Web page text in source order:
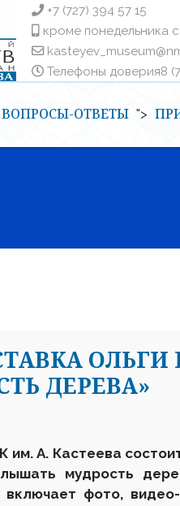
+7 (727) 394 57 15
кроме понедельника
Телефоны доверияㅤ8
ВОПРОСЫ-ОТВЕТЫ ">
ОЛЬГИ
ДЕРЕВА»
им. А. Кастеева
мудрость
включает фото,